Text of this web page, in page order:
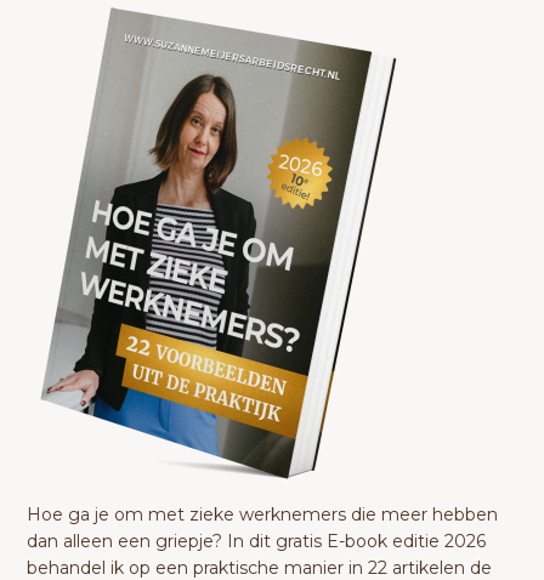
Hoe ga je om met zieke werknemers die meer hebben
dan alleen een griepje? In dit gratis E-book editie 2026
behandel ik op een praktische manier in 22 artikelen de